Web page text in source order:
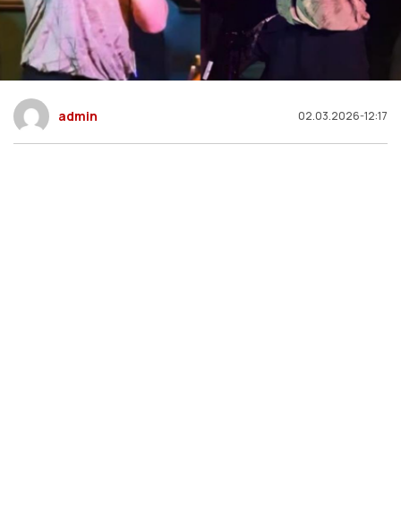
admin 02.03.2026-12:17